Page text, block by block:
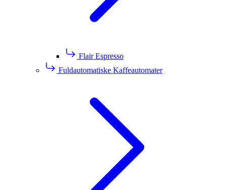
Flair Espresso
Fuldautomatiske Kaffeautomater